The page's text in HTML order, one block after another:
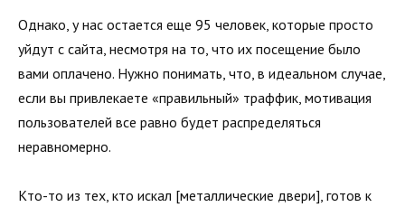
Однако, у нас остается еще 95 человек, которые просто
уйдут с сайта, несмотря на то, что их посещение было
вами оплачено. Нужно понимать, что, в идеальном случае,
если вы привлекаете «правильный» траффик, мотивация
пользователей все равно будет распределяться
неравномерно.
Кто-то из тех, кто искал [металлические двери], готов к